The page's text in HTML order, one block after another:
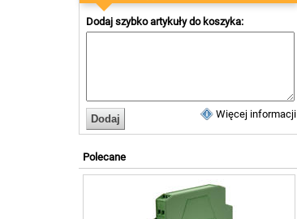
Dodaj szybko artykuły do koszyka:
Więcej informacji
Polecane